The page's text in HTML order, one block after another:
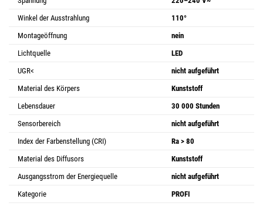
Winkel der Ausstrahlung
110°
Montageöffnung
nein
Lichtquelle
LED
UGR<
nicht aufgeführt
Material des Körpers
Kunststoff
Lebensdauer
30 000 Stunden
Sensorbereich
nicht aufgeführt
Index der Farbenstellung (CRI)
Ra > 80
Material des Diffusors
Kunststoff
Ausgangsstrom der Energiequelle
nicht aufgeführt
Kategorie
PROFI